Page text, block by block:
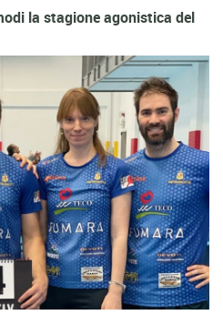
la stagione agonistica del